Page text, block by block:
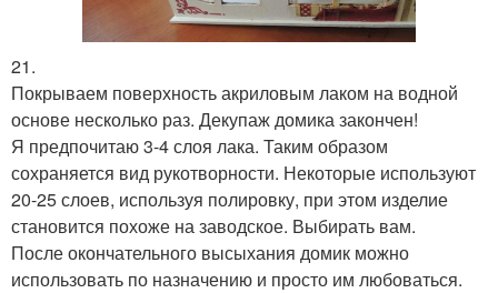
21.
Покрываем поверхность акриловым лаком на водной
основе несколько раз. Декупаж домика закончен!
Я предпочитаю 3-4 слоя лака. Таким образом
сохраняется вид рукотворности. Некоторые используют
20-25 слоев, используя полировку, при этом изделие
становится похоже на заводское. Выбирать вам.
После окончательного высыхания домик можно
использовать по назначению и просто им любоваться.